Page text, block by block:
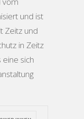
und ist
Zeitz und
in Zeitz
eine sich